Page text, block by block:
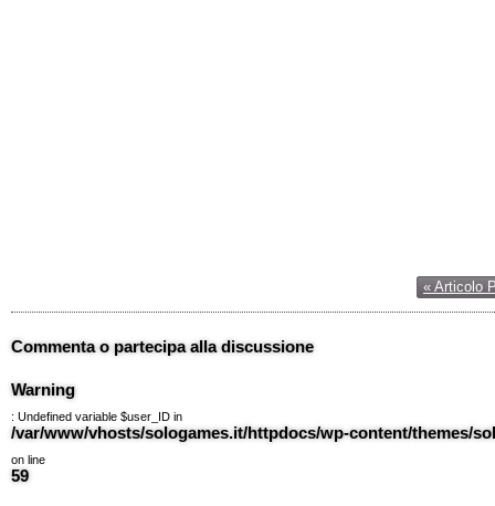
« Articolo
Commenta o partecipa alla discussione
Warning
: Undefined variable $user_ID in
/var/www/vhosts/sologames.it/httpdocs/wp-content/themes/
on line
59